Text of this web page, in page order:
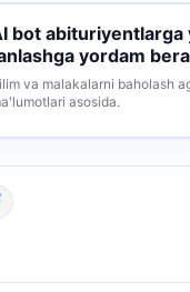
bot abituriyentlarga
yordam
va malakalarni baholash
asosida.